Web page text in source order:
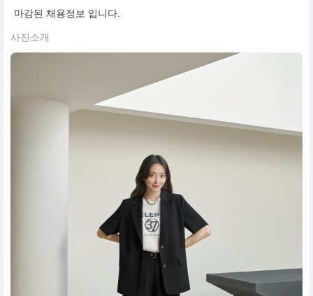
마감된 채용정보 입니다.
사진소개